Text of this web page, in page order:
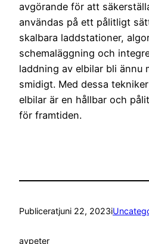
avgörande för att
användas på ett pålitligt
skalbara laddstationer,
schemaläggning och
laddning av elbilar bli ännu
smidigt. Med dessa
elbilar är en hållbar och
för framtiden.
Publiceratjuni 22, 2023i
avpeter